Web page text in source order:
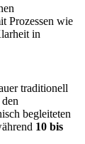
Prozessen wie
in
traditionell
begleiteten
10 bis